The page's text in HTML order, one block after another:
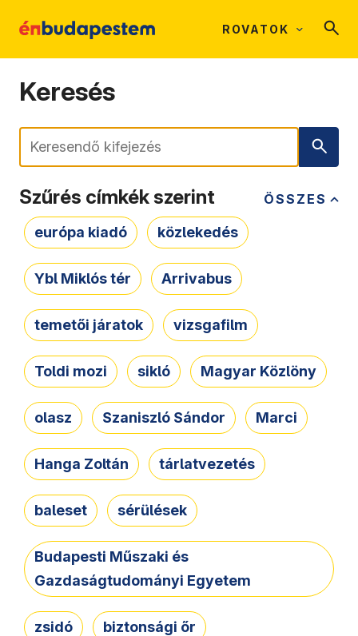
ROVATOK
Keresés
Keresés
ÖSSZES
Szűrés címkék szerint
európa kiadó közlekedés
Ybl Miklós tér Arrivabus
temetői járatok vizsgafilm
Toldi mozi sikló Magyar Közlöny
olasz Szaniszló Sándor Marci
Hanga Zoltán tárlatvezetés
baleset sérülések
Budapesti Műszaki és
Gazdaságtudományi Egyetem
zsidó biztonsági őr